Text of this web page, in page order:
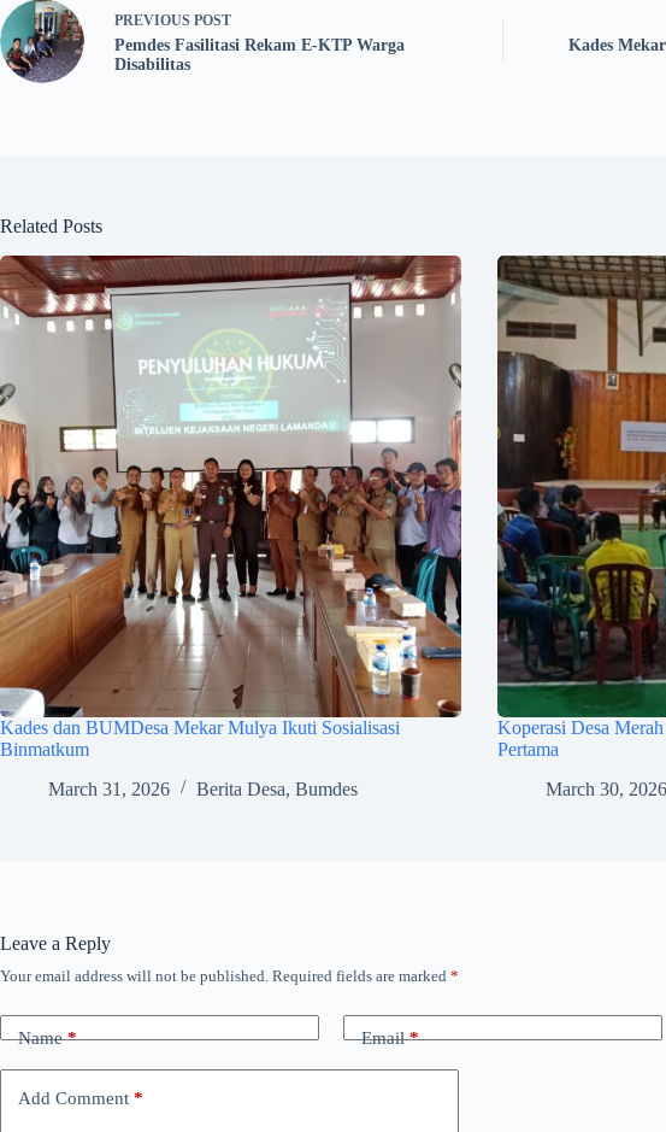
PREVIOUS POST
Pemdes Fasilitasi Rekam E-KTP Warga
Disabilitas
Kades
Related Posts
Kades dan BUMDesa Mekar Mulya Ikuti Sosialisasi
Binmatkum
March 31, 2026
Berita Desa, Bumdes
Koperasi Desa
Pertama
March 30, 2026
Leave a Reply
Your email address will not be published. Required fields are marked *
Name* Email*
Add Comment *